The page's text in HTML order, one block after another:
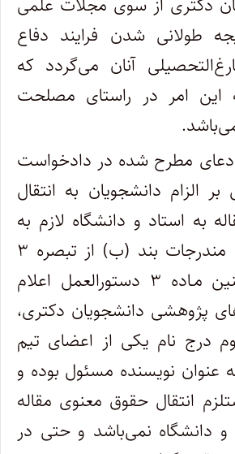
طولانی شدن فرایند دفاع
آنان می‌گردد که
امر در راستای مصلحت
مطرح شده در دادخواست
الزام دانشجویان به انتقال
به استاد و دانشگاه لازم به
توضیح است که مندرجات بند (ب) از تبصره ۳
مـاده ۲ و همچنین مـاده ۳ دستورالعمل اعلام
پژوهشی دانشجویان دکتری،
درج نام یکی از اعضای تیم
عنوان نویسنده مسئول بوده و
انتقال حقوق معنوی مقاله
و دانشگاه نمی‌باشد و حتی در